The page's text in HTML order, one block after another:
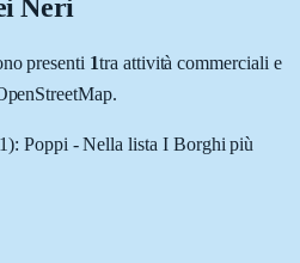
Neri
presenti 1tra attività commerciali e
1): Poppi - Nella lista I Borghi più